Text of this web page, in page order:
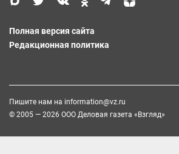
Полная версия сайта
Редакционная политика
Пишите нам на information@vz.ru
© 2005 — 2026 ООО Деловая газета «Взгляд»